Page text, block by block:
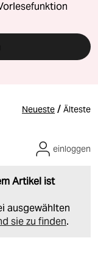
Neueste / Älteste
Artikel ist
ausgewählten
sie zu finden.
einloggen